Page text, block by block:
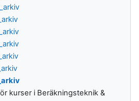
kurser i Beräkningsteknik &